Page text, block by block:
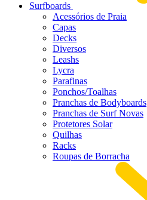
Surfboards
Acessórios de Praia
Capas
Decks
Diversos
Leashs
Lycra
Parafinas
Ponchos/Toalhas
Pranchas de Bodyboards
Pranchas de Surf Novas
Protetores Solar
Quilhas
Racks
Roupas de Borracha